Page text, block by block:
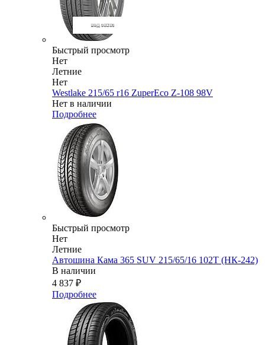
Быстрый просмотр
Нет
Летние
Нет
Westlake 215/65 r16 ZuperEco Z-108 98V
Нет в наличии
Подробнее
Быстрый просмотр
Нет
Летние
Автошина Кама 365 SUV 215/65/16 102T (НК-242)
В наличии
4 837 ₽
Подробнее